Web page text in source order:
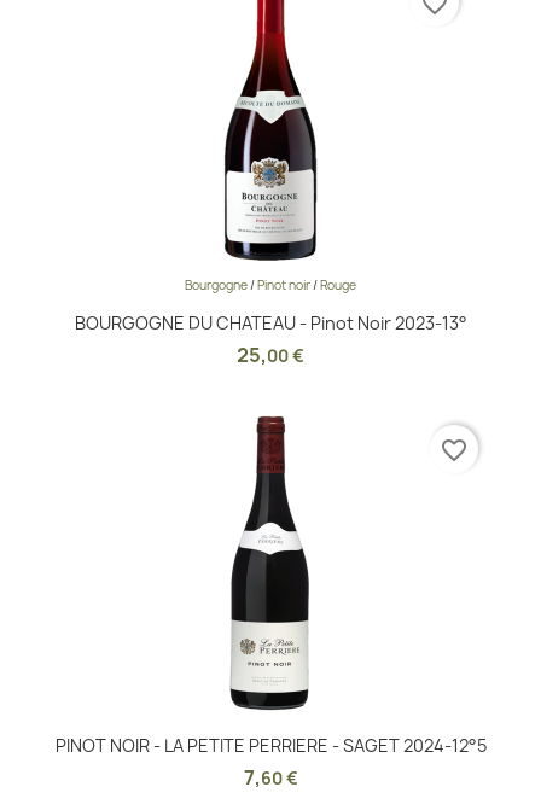
Bourgogne/Pinot noir/Rouge
BOURGOGNE DU CHATEAU - Pinot Noir 2023-13°
25,00 €
PINOT NOIR - LA PETITE PERRIERE - SAGET 2024-12°5
7,60 €
favorite_border